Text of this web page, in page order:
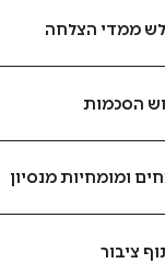
ממדי הצלחה
הסכמות
ומומחיות מנסיון
ציבור